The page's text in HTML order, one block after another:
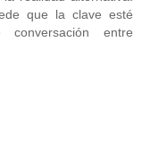
que la clave esté
entre